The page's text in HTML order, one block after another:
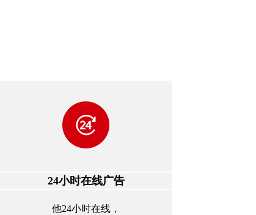
24小时在线广告
他24小时在线，